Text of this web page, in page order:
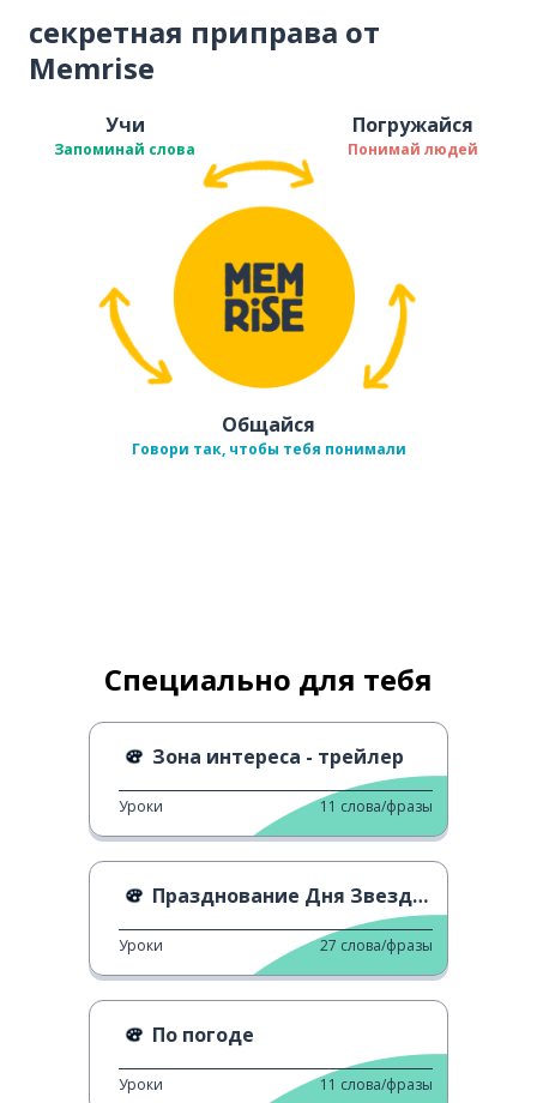
секретная приправа от
Memrise
Учи
Запоминай слова
Погружайся
Понимай людей
Общайся
Говори так, чтобы тебя понимали
Специально для тебя
Зона интереса - трейлер
Уроки 11 слова/фразы
Празднование Дня Звездных Войн
Уроки 27 слова/фразы
По погоде
Уроки 11 слова/фразы